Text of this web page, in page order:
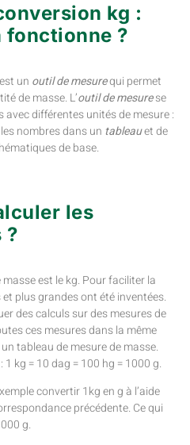
kg :
fonctionne ?
un outil de mesurequi permet
de masse. L’outil de mesurese
différentes unités de mesure :
nombres dans un tableauet de
de base.
les
?
est le kg. Pour faciliter la
plus grandes ont été inventées.
des calculs sur des mesures de
ces mesures dans la même
tableau de mesure de masse.
kg = 10 dag = 100 hg = 1000 g.
convertir 1kg en g à l’aide
précédente. Ce qui
g.